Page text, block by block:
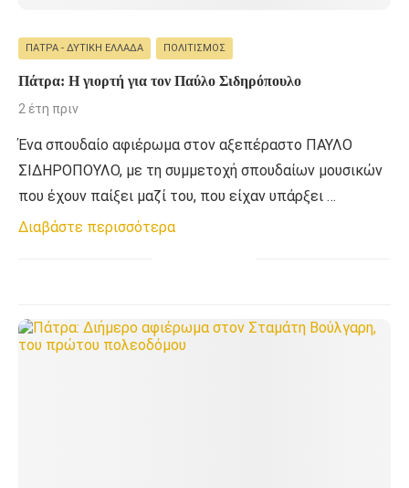
ΠΆΤΡΑ - ΔΥΤΙΚΉ ΕΛΛΆΔΑ ΠΟΛΙΤΙΣΜΌΣ
Πάτρα: Η γιορτή για τον Παύλο Σιδηρόπουλο
2 έτη πριν
Ένα σπουδαίο αφιέρωμα στον αξεπέραστο ΠΑΥΛΟ
ΣΙΔΗΡΟΠΟΥΛΟ, με τη συμμετοχή σπουδαίων μουσικών
που έχουν παίξει μαζί του, που είχαν υπάρξει …
Διαβάστε περισσότερα